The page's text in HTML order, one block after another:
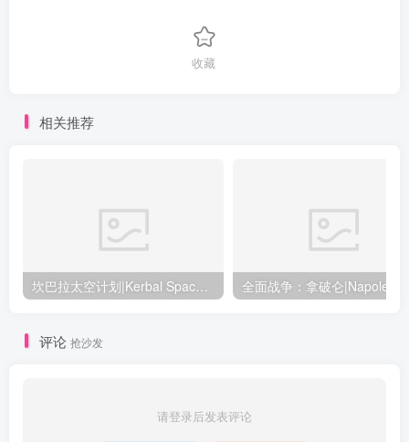
收藏
相关推荐
坎巴拉太空计划|Kerbal Space Program|1.12.5.3190|整合全DLC
评论 抢沙发
请登录后发表评论